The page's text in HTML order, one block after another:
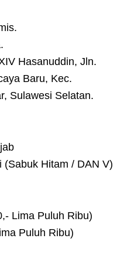
Hasanuddin, Jln.
Baru, Kec.
Sulawesi Selatan.
(Sabuk Hitam / DAN V)
Lima Puluh Ribu)
Puluh Ribu)